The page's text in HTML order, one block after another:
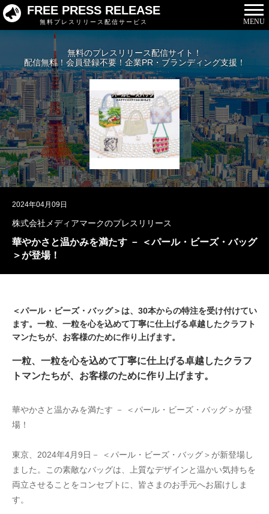
FREE PRESS RELEASE
無料プレスリリース配信サービス MENU
無料のプレスリリース配信サイト！
配信無料！会員登録不要！企業PR・ブランディング支援！
2024年04月09日
株式会社メディアマークのプレスリリース
華やかさと温かみを満たす － ＜パール・ビーズ・バッグ
＞が登場！
＜パール・ビーズ・バッグ＞は、30本からの特注を受け付けてい
ます。一粒、一粒を心を込めて丁寧に仕上げる卓越したクラフト
マンたちが、お客様のために作り上げます。
一粒、一粒を心を込めて丁寧に仕上げる卓越したクラフ
トマンたちが、お客様のために作り上げます。
華やかさと温かみを満たす － ＜パール・ビーズ・バッグ＞が登
場！
東京、2024年4月9日－ ＜パール・ビーズ・バッグ＞が新登場し
ました。この素敵なバッグは、上質なデザインと温かい気持ちを
両立させることをコンセプトに、皆さまのお手元へお届けしま
す。